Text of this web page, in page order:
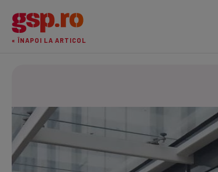
« ÎNAPOI LA ARTICOL